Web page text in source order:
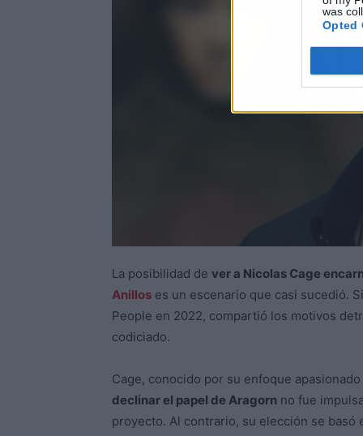
was
Opted
La posibilidad de ver a Nicolas Cage
Anillos es un escenario que casi sucedió.
People en 2022, compartió los motivos
codiciado.
Cage, conocido por su enfoque
declinar el papel de Aragorn no fue
proyecto. Al contrario, su elección se basó